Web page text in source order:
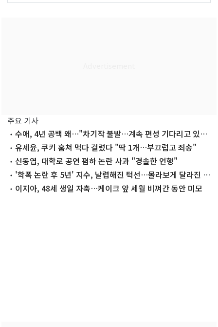
주요 기사
수애, 4년 공백 왜…"차기작 불발…계속 편성 기다리고 있
다"유세윤, 쿠키 훔쳐 먹다 걸렸다 "딱 1개…부끄럽고 죄송"
신동엽, 대학로 공연 폄하 논란 사과 "경솔한 언행"
'학폭 논란 후 5년' 지수, 날렵해진 턱선…몰라보게 달라진 근
황 이지아, 48세 생일 자축…케이크 앞 세월 비껴간 동안 미모